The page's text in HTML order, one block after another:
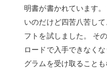
明書が書かれています
いのだけど四苦八苦し
フトを試しました。 そ
ロードで入手できなく
グラムを受け取ること